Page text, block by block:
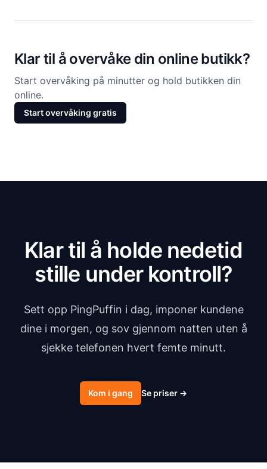
Klar til å overvåke din online butikk?
Start overvåking på minutter og hold butikken din
online.
Start overvåking gratis
Klar til å holde nedetid
stille under kontroll?
Sett opp PingPuffin i dag, imponer kundene
dine i morgen, og sov gjennom natten uten å
sjekke telefonen hvert femte minutt.
Kom i gang Se priser →